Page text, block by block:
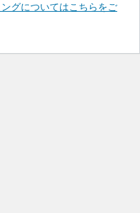
グについてはこちらをご